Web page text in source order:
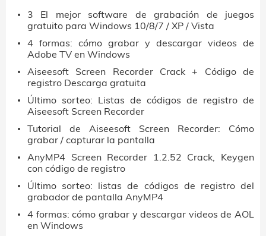
3 El mejor software de grabación de juegos
gratuito para Windows 10/8/7 / XP / Vista
4 formas: cómo grabar y descargar videos de
Adobe TV en Windows
Aiseesoft Screen Recorder Crack + Código de
registro Descarga gratuita
Último sorteo: Listas de códigos de registro de
Aiseesoft Screen Recorder
Tutorial de Aiseesoft Screen Recorder: Cómo
grabar / capturar la pantalla
AnyMP4 Screen Recorder 1.2.52 Crack, Keygen
con código de registro
Último sorteo: listas de códigos de registro del
grabador de pantalla AnyMP4
4 formas: cómo grabar y descargar videos de AOL
en Windows